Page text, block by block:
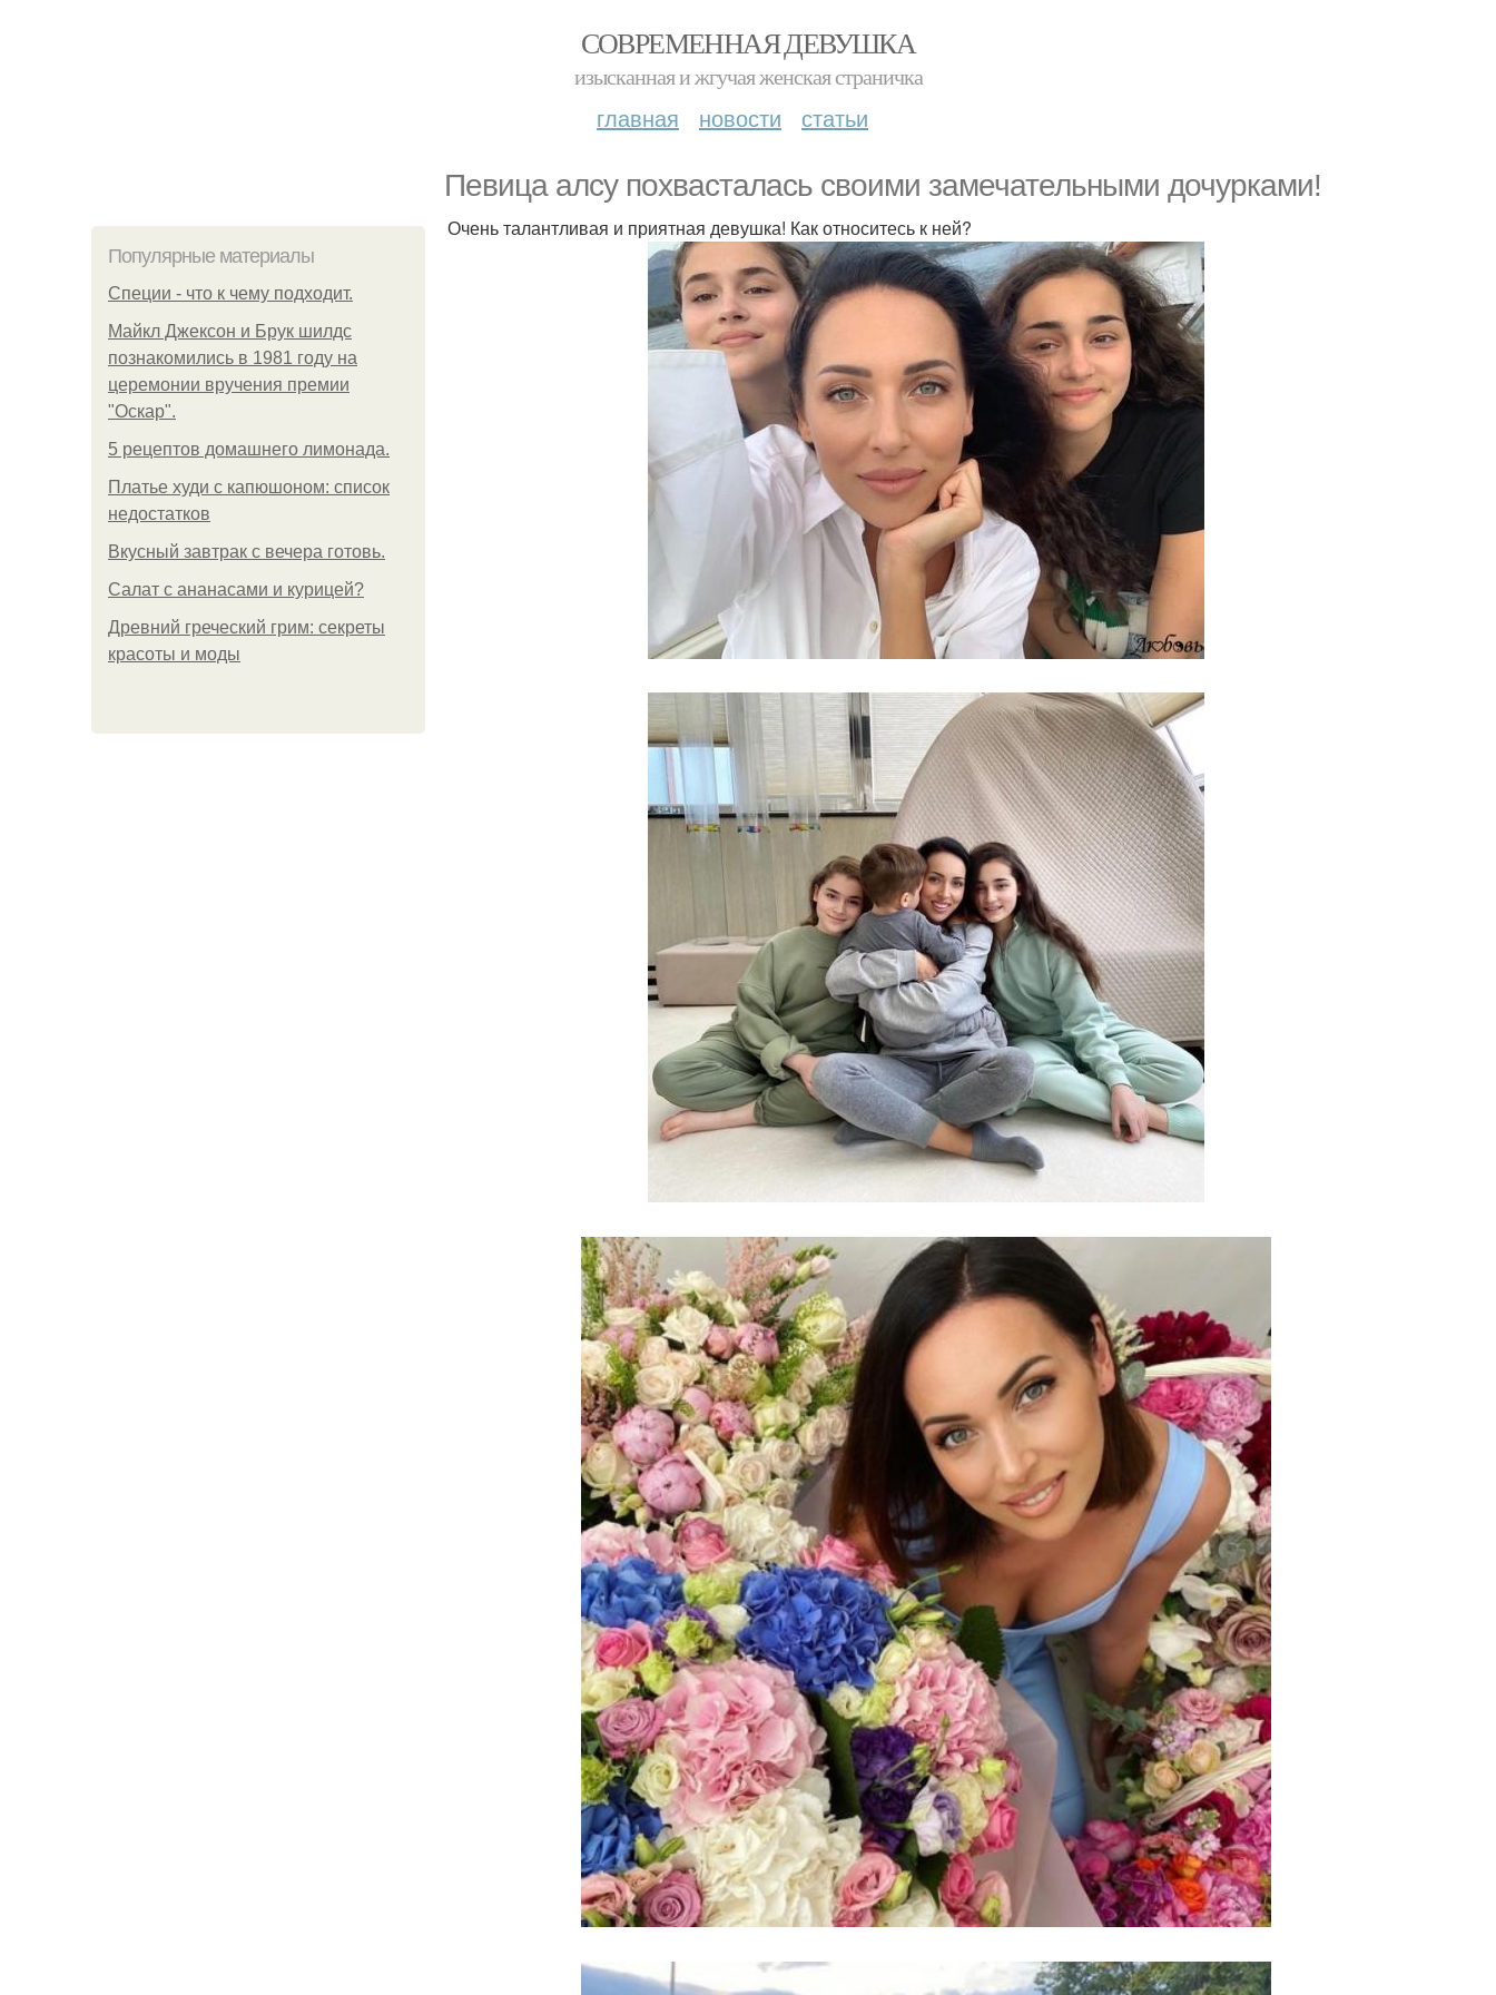
СОВРЕМЕННАЯ ДЕВУШКА
изысканная и жгучая женская страничка
главная новости статьи
Певица алсу похвасталась своими замечательными дочурками!
Популярные материалы
Специи - что к чему подходит.
Майкл Джексон и Брук шилдс
познакомились в 1981 году на
церемонии вручения премии
"Оскар".
5 рецептов домашнего лимонада.
Платье худи с капюшоном: список
недостатков
Вкусный завтрак с вечера готовь.
Салат с ананасами и курицей?
Древний греческий грим: секреты
красоты и моды
Очень талантливая и приятная девушка! Как относитесь к ней?